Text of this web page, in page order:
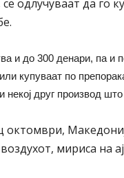
одлучуваат да го
и до 300 денари, па и
купуваат по
друг производ што
мириса на